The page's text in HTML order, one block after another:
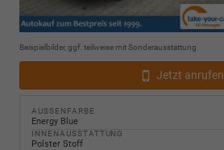
Beispielbilder, ggf. teilweise mit Sonderausstattung
Jetzt anrufen
AUSSENFARBE
Energy Blue
INNENAUSSTATTUNG
Polster Stoff